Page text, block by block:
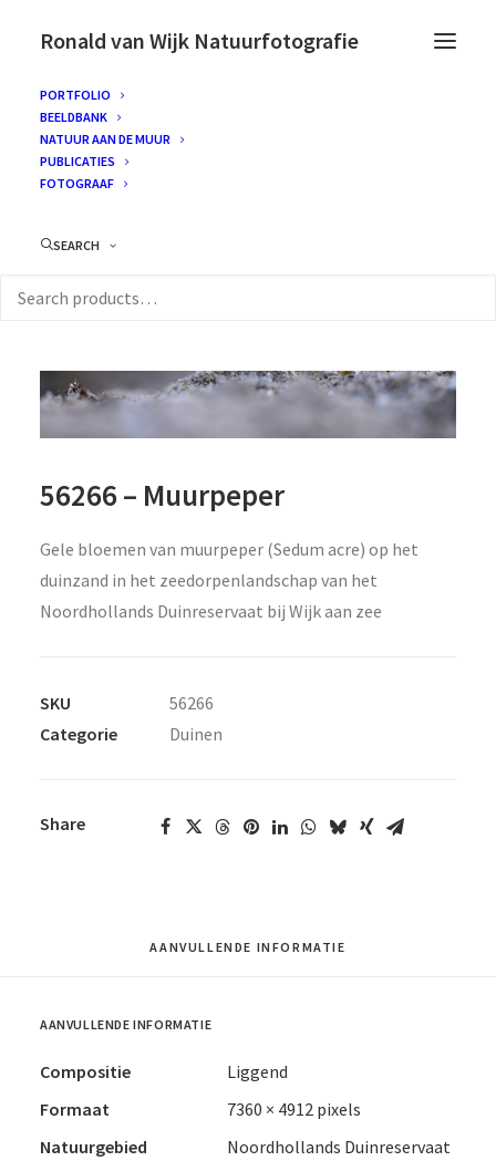
Ronald van Wijk Natuurfotografie
PORTFOLIO
BEELDBANK
NATUUR AAN DE MUUR
PUBLICATIES
FOTOGRAAF
SEARCH
56266 – Muurpeper
Gele bloemen van muurpeper (Sedum acre) op het
duinzand in het zeedorpenlandschap van het
Noordhollands Duinreservaat bij Wijk aan zee
SKU
56266
Categorie
Duinen
Share
AANVULLENDE INFORMATIE
AANVULLENDE INFORMATIE
Compositie
Liggend
Formaat
7360 × 4912 pixels
Natuurgebied
Noordhollands Duinreservaat